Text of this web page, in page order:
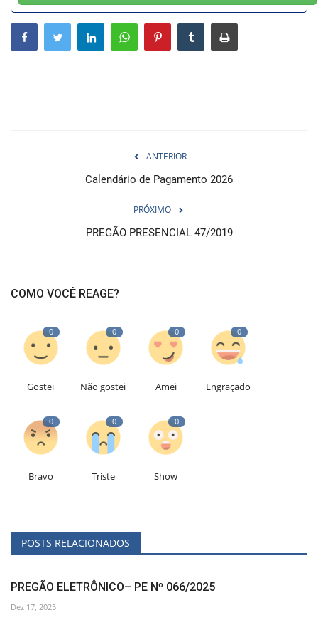
Vídeos
ANTERIOR
Calendário de Pagamento 2026
PRÓXIMO
PREGÃO PRESENCIAL 47/2019
COMO VOCÊ REAGE?
0
Gostei
0
Não gostei
0
Amei
0
Engraçado
0
Bravo
0
Triste
0
Show
POSTS RELACIONADOS
PREGÃO ELETRÔNICO– PE Nº 066/2025
Dez 17, 2025